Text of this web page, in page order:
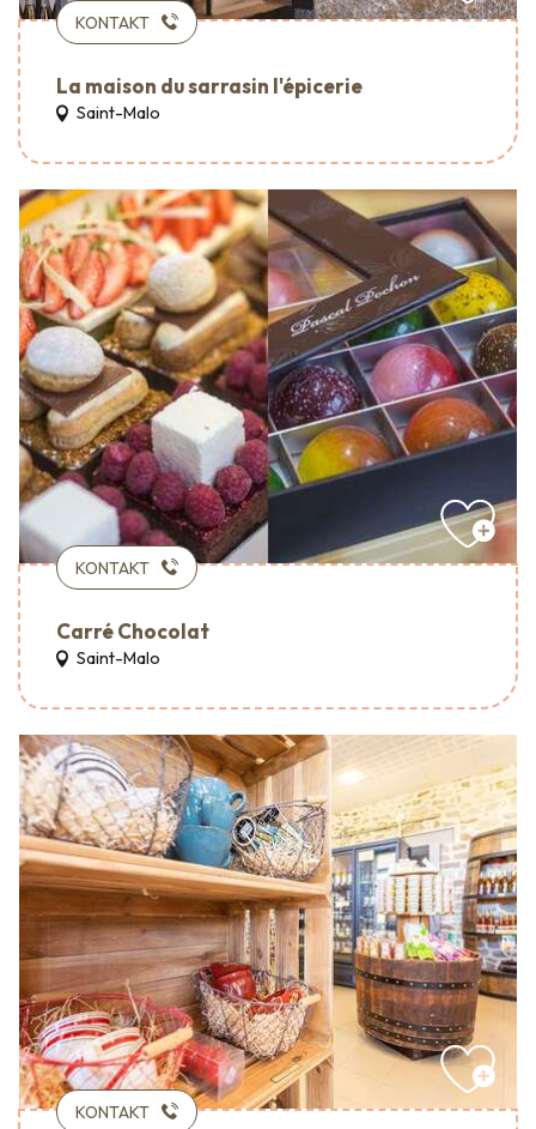
KONTAKT
La maison du sarrasin l'épicerie
Saint-Malo
KONTAKT
Carré Chocolat
Saint-Malo
KONTAKT